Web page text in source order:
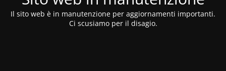
Il sito web è in manutenzione per aggiornamenti importanti.
Ci scusiamo per il disagio.